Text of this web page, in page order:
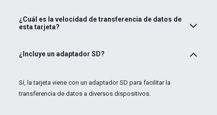
¿Cuál es la velocidad de transferencia de datos de
esta tarjeta?
¿Incluye un adaptador SD?
Sí, la tarjeta viene con un adaptador SD para facilitar la
transferencia de datos a diversos dispositivos.